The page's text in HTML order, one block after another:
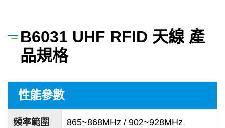
B6031 UHF RFID 天線 產
品規格
性能參數
頻率範圍 865~868MHz / 902~928MHz